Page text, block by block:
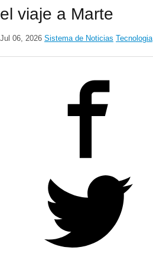
el viaje a Marte
Jul 06, 2026 Sistema de Noticias Tecnologia